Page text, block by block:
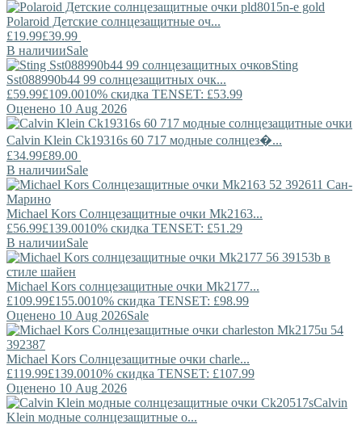
Polaroid Детские солнцезащитные оч...
£19.99£39.99
В наличииSale
Sting
Sst088990b44 99 солнцезащитных очк...
£59.99£109.0010% скидка TENSET: £53.99
Оценено 10 Aug 2026
Calvin Klein Ck19316s 60 717 модные солнцез�...
£34.99£89.00
В наличииSale
Michael Kors Солнцезащитные очки Mk2163...
£56.99£139.0010% скидка TENSET: £51.29
В наличииSale
Michael Kors солнцезащитные очки Mk2177...
£109.99£155.0010% скидка TENSET: £98.99
Оценено 10 Aug 2026Sale
Michael Kors Солнцезащитные очки charle...
£119.99£139.0010% скидка TENSET: £107.99
Оценено 10 Aug 2026
Calvin
Klein модные солнцезащитные о...